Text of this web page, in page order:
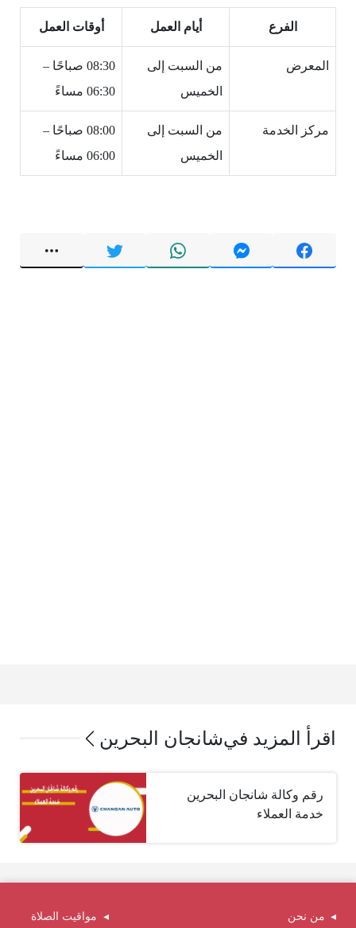
الفرع أيام العمل أوقات العمل
المعرض
من السبت إلى
الخميس
08:30 صباحًا –
06:30 مساءً
مركز الخدمة
من السبت إلى
الخميس
08:00 صباحًا –
06:00 مساءً
اقرأ المزيد فيشانجان البحرين
رقم وكالة شانجان البحرين
خدمة العملاء
من نحن مواقيت الصلاة